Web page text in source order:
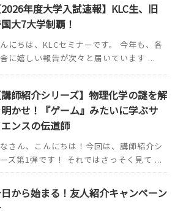
2026年度大学入試速報】KLC生、旧
大7大学制覇！
にちは、KLCセミナーです。 今年も、各
に嬉しい報告が次々と届いています ...
講師紹介シリーズ】物理化学の謎を解
かせ！『ゲーム』みたいに学ぶサ
ンスの伝道師
さん、こんにちは！今回は、講師紹介シ
ズ第1弾です！ それではさっそく見て ...
から始まる！友人紹介キャンペーン